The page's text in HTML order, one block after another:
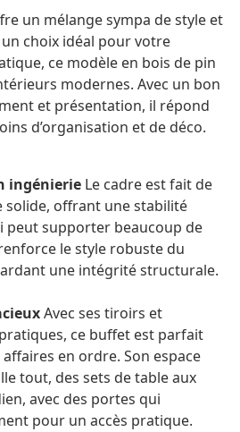
un mélange sympa de style et
choix idéal pour votre
ce modèle en bois de pin
modernes. Avec un bon
et présentation, il répond
d’organisation et de déco.
ingénierie Le cadre est fait de
solide, offrant une stabilité
peut supporter beaucoup de
le style robuste du
une intégrité structurale.
Avec ses tiroirs et
ce buffet est parfait
en ordre. Son espace
tout, des sets de table aux
avec des portes qui
pour un accès pratique.